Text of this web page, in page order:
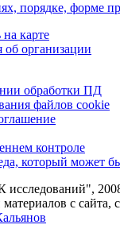
порядке, форме
на карте
об организации
обработки ПД
файлов cookie
контроле
который может
с сайта,